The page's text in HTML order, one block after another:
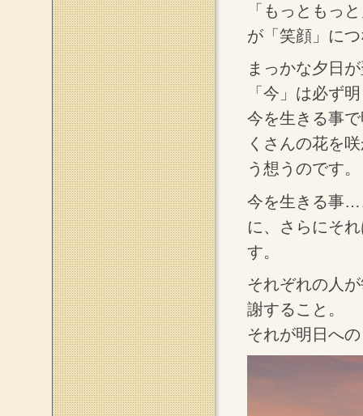
「もっともっ
が「笑顔」に
まっかな夕日
「今」は必ず
今を生きる事
くさんの花を
う想うのです。
今を生きる事
に、さらにそ
す。
それぞれの人
謝すること。
それが明日へ